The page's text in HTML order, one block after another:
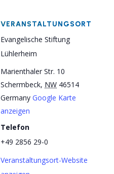
VERANSTALTUNGSORT
Evangelische Stiftung
Lühlerheim
Marienthaler Str. 10
Schermbeck, NW 46514
Germany Google Karte
anzeigen
Telefon
+49 2856 29-0
Veranstaltungsort-Website